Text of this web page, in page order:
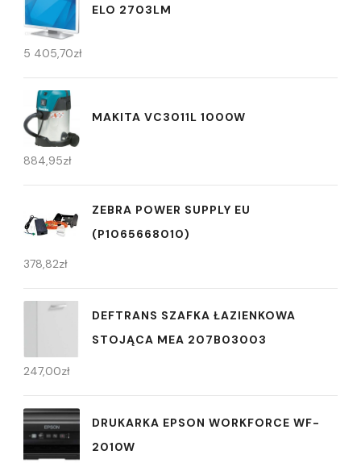
ELO 2703LM
5 405,70zł
MAKITA VC3011L 1000W
884,95zł
ZEBRA POWER SUPPLY EU
(P1065668010)
378,82zł
DEFTRANS SZAFKA ŁAZIENKOWA
STOJĄCA MEA 207B03003
247,00zł
DRUKARKA EPSON WORKFORCE WF-
2010W